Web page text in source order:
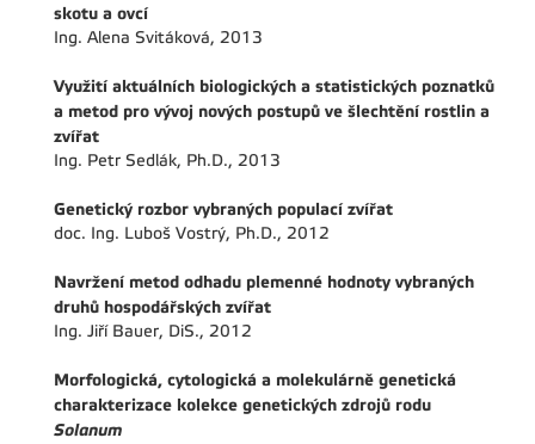
skotu a ovcí
Ing. Alena Svitáková, 2013
Využití aktuálních biologických a statistických poznatků
a metod pro vývoj nových postupů ve šlechtění rostlin a
zvířat
Ing. Petr Sedlák, Ph.D., 2013
Genetický rozbor vybraných populací zvířat
doc. Ing. Luboš Vostrý, Ph.D., 2012
Navržení metod odhadu plemenné hodnoty vybraných
druhů hospodářských zvířat
Ing. Jiří Bauer, DiS., 2012
Morfologická, cytologická a molekulárně genetická
charakterizace kolekce genetických zdrojů rodu
Solanum